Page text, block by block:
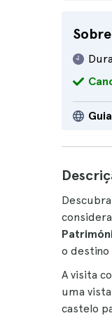
Descubra
o destino
A visita
uma
castelo